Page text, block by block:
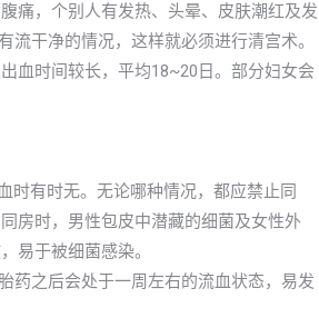
痛，个别人有发热、头晕、皮肤潮红及发
干净的情况，这样就必须进行清宫术。
血时间较长，平均18~20日。部分妇女会
时有时无。无论哪种情况，都应禁止同
房时，男性包皮中潜藏的细菌及女性外
易于被细菌感染。
药之后会处于一周左右的流血状态，易发